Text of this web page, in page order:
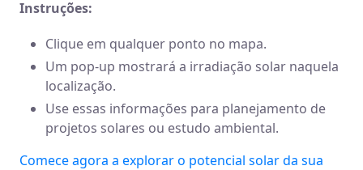
Instruções:
Clique em qualquer ponto no mapa.
Um pop-up mostrará a irradiação solar naquela
localização.
Use essas informações para planejamento de
projetos solares ou estudo ambiental.
Comece agora a explorar o potencial solar da sua